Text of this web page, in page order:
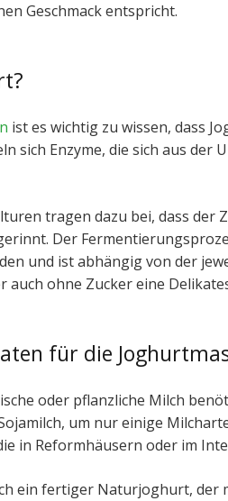
Geschmack entspricht.
ist es wichtig zu wissen, dass
sich Enzyme, die sich aus der
tragen dazu bei, dass der
Der
und ist abhängig von der
ohne Zucker eine
für die
oder pflanzliche Milch
um nur einige
in Reformhäusern oder im
ein fertiger Naturjoghurt, der